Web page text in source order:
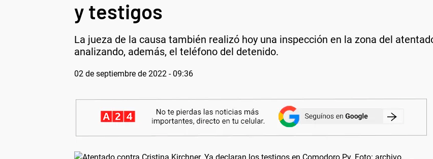
y testigos
La jueza de la causa también realizó hoy una inspección en la zona del
analizando, además, el teléfono del detenido.
02 de septiembre de 2022 - 09:36